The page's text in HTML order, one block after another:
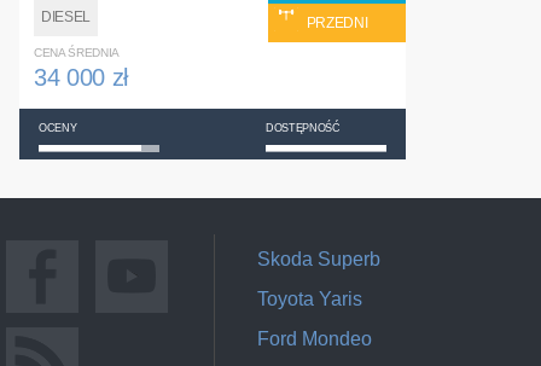
DIESEL
PRZEDNI
CENA ŚREDNIA
34 000 zł
OCENY DOSTĘPNOŚĆ
Skoda Superb
Toyota Yaris
Ford Mondeo